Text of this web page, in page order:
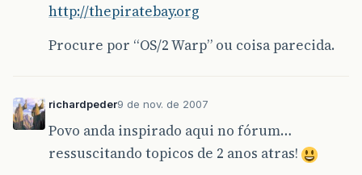
http://thepiratebay.org
Procure por “OS/2 Warp” ou coisa parecida.
richardpeder9 de nov. de 2007
Povo anda inspirado aqui no fórum…
ressuscitando topicos de 2 anos atras!